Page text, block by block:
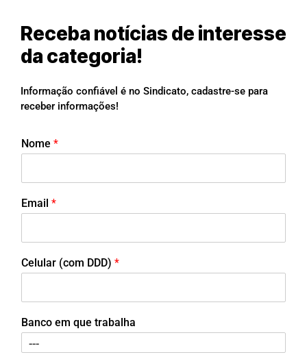
Receba notícias de interesse
da categoria!
Informação confiável é no Sindicato, cadastre-se para
receber informações!
Nome *
Email *
Celular (com DDD) *
Banco em que trabalha